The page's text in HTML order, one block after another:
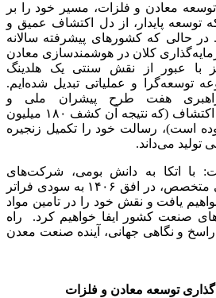
معادن و فلزات، مسیر خود را بر
که توسعه پایدار، از دل اکتشاف عمیق و
در حالی که کشورهای پیشرفته سالانه
کلان در هوشمندسازی معادن
با عبور از نقش سنتی یک هلدینگ
توسعه‌گرا و عملیاتی تبدیل شده‌ایم.
راهبری هفت طرح پیشران ملی و
سرمایه‌گذاری گسترده در اکتشاف (که نتیجه آن کشف ۱۸۰ میلیون
است)، رسالت خود را تکمیل زنجیره
می‌داند.
با اتکا به دانش بومی، شرکت‌های
دانش‌بنیان و نیروی انسانی متخصص، در افق ۱۴۰۶ به سودی فراتر
یافت و نقش خود را در تامین مواد
صنعت کشور ایفا خواهیم کرد. راه
و نگاهی جهانی، آینده صنعت معدن
توسعه معادن و فلزات